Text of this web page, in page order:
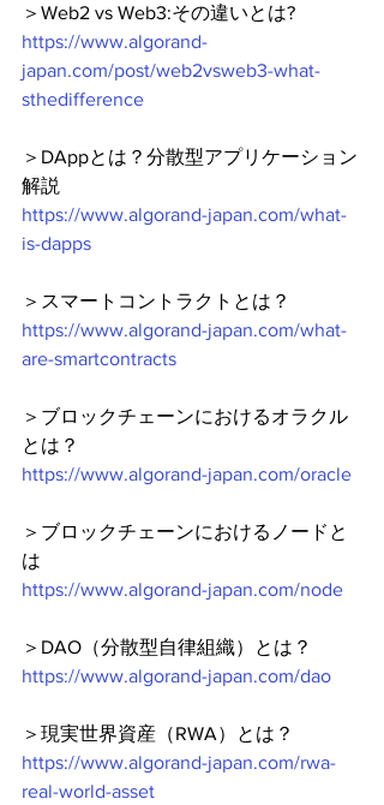
＞Web2 vs Web3:その違いとは?
https://www.algorand-
japan.com/post/web2vsweb3-what-
sthedifference
＞DAppとは？分散型アプリケーション
解説
https://www.algorand-japan.com/what-
is-dapps
＞スマートコントラクトとは？
https://www.algorand-japan.com/what-
are-smartcontracts
＞ブロックチェーンにおけるオラクル
とは？
https://www.algorand-japan.com/oracle
＞ブロックチェーンにおけるノードと
は
https://www.algorand-japan.com/node
＞DAO（分散型自律組織）とは？
https://www.algorand-japan.com/dao
＞現実世界資産（RWA）とは？
https://www.algorand-japan.com/rwa-
real-world-asset